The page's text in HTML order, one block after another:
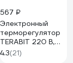
567 ₽
Электронный
терморегулятор
TERABIT 220 В,
1500 Вт W3230
4.3(21)